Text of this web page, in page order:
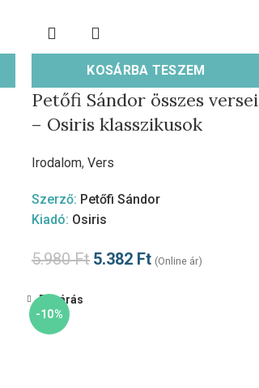
KOSÁRBA TESZEM
Petőfi Sándor összes versei
– Osiris klasszikusok
Irodalom, Vers
Szerző: Petőfi Sándor
Kiadó: Osiris
5.980Ft 5.382 Ft (Online ár)
-10%
Bezárás